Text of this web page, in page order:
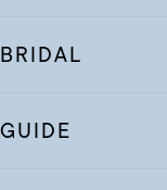
BRIDAL
GUIDE